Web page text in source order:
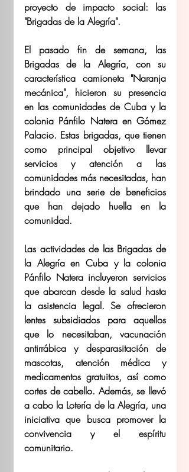
proyecto de impacto social: las
"Brigadas de la Alegría".
El pasado fin de semana, las
Brigadas de la Alegría, con su
característica camioneta "Naranja
mecánica", hicieron su presencia
en las comunidades de Cuba y la
colonia Pánfilo Natera en Gómez
Palacio. Estas brigadas, que tienen
como principal objetivo llevar
servicios y atención a las
comunidades más necesitadas, han
brindado una serie de beneficios
que han dejado huella en la
comunidad.
Las actividades de las Brigadas de
la Alegría en Cuba y la colonia
Pánfilo Natera incluyeron servicios
que abarcan desde la salud hasta
la asistencia legal. Se ofrecieron
lentes subsidiados para aquellos
que lo necesitaban, vacunación
antirrábica y desparasitación de
mascotas, atención médica y
medicamentos gratuitos, así como
cortes de cabello. Además, se llevó
a cabo la Lotería de la Alegría, una
iniciativa que busca promover la
convivencia y el espíritu
comunitario.